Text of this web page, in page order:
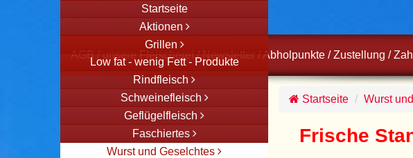
AGB / unsere Fleischerei / Newsletter /Abholpunkte / Zustellung /
Startseite
Aktionen
Grillen
Low fat - wenig Fett - Produkte
Rindfleisch
Schweinefleisch
Geflügelfleisch
Faschiertes
Wurst und Geselchtes
Startseite Wurst
Frische